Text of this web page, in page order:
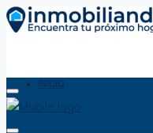
INICIO